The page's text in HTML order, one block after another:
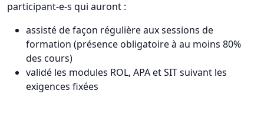
participant-e-s qui auront :
assisté de façon régulière aux sessions de
formation (présence obligatoire à au moins 80%
des cours)
validé les modules ROL, APA et SIT suivant les
exigences fixées